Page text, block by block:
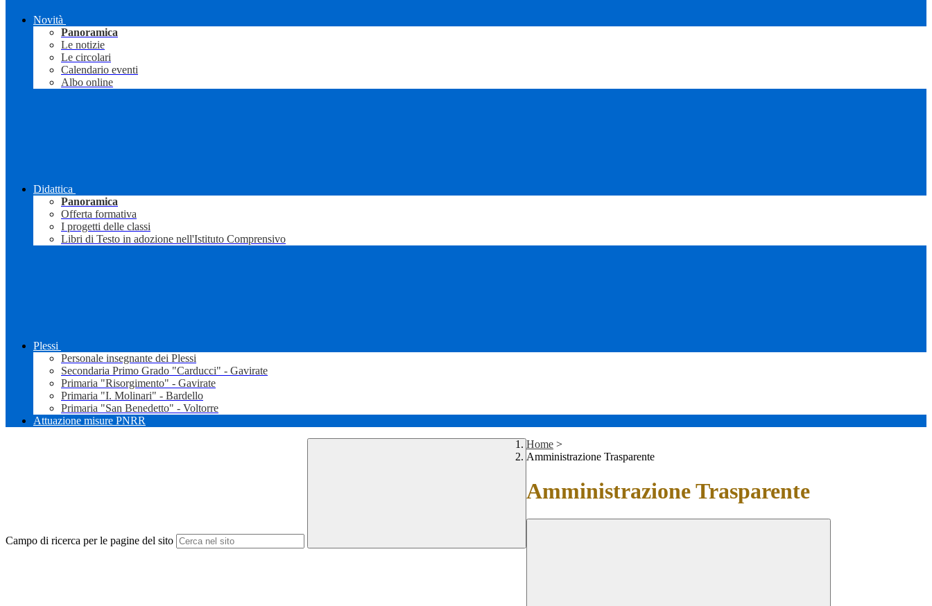
Novità
Panoramica
Le notizie
Le circolari
Calendario eventi
Albo online
Didattica
Panoramica
Offerta formativa
I progetti delle classi
Libri di Testo in adozione nell'Istituto Comprensivo
Plessi
Personale insegnante dei Plessi
Secondaria Primo Grado "Carducci" - Gavirate
Primaria "Risorgimento" - Gavirate
Primaria "I. Molinari" - Bardello
Primaria "San Benedetto" - Voltorre
Attuazione misure PNRR
Campo di ricerca per le pagine del sito
Home >
Amministrazione Trasparente
Amministrazione Trasparente